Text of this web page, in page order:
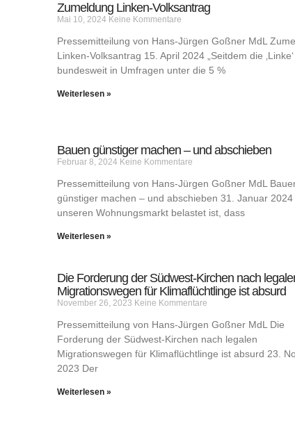
Zumeldung Linken-Volksantrag
Mai 10, 2024 Keine Kommentare
Pressemitteilung von Hans-Jürgen Goßner MdL
Linken-Volksantrag 15. April 2024 „Seitdem die ‚Linke‘
bundesweit in Umfragen unter die 5 %
Weiterlesen »
Bauen günstiger machen – und abschieben
Februar 8, 2024 Keine Kommentare
Pressemitteilung von Hans-Jürgen Goßner MdL
günstiger machen – und abschieben 31. Januar 2024
unseren Wohnungsmarkt belastet ist, dass
Weiterlesen »
Die Forderung der Südwest-Kirchen nach
Migrationswegen für Klimaflüchtlinge ist absurd
November 26, 2023 Keine Kommentare
Pressemitteilung von Hans-Jürgen Goßner MdL Die
Forderung der Südwest-Kirchen nach legalen
Migrationswegen für Klimaflüchtlinge ist absurd 23.
2023 Der
Weiterlesen »